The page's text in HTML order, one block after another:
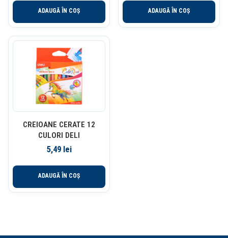
ADAUGĂ ÎN COȘ ADAUGĂ ÎN COȘ
CREIOANE CERATE 12
CULORI DELI
5,49 lei
ADAUGĂ ÎN COȘ